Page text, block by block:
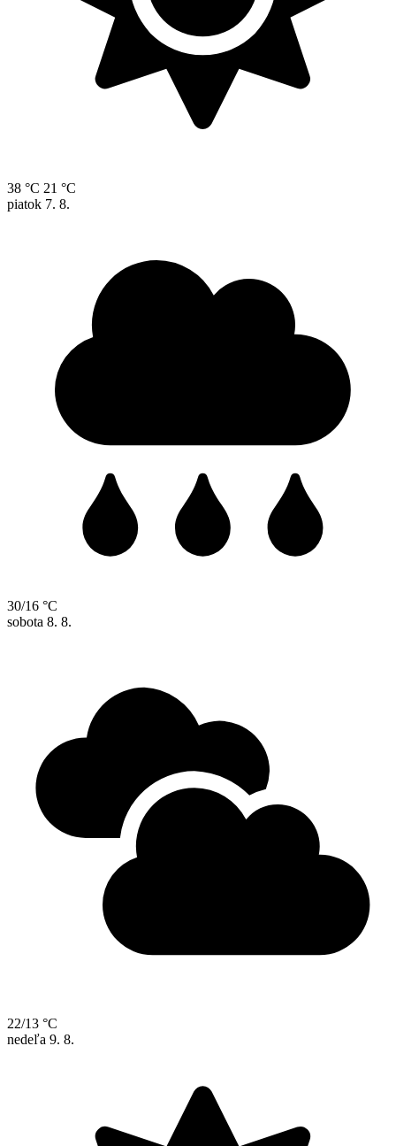
38 °C 21 °C
piatok 7. 8.
30/16 °C
sobota 8. 8.
22/13 °C
nedeľa 9. 8.